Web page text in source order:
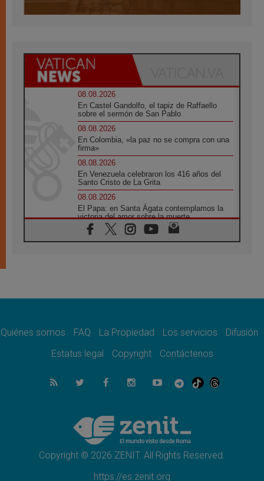
08.08.2026
En Castel Gandolfo, el tapiz de Raffaello
sobre el sermón de San Pablo
08.08.2026
En Colombia, «la paz no se compra con una
firma»
08.08.2026
En Venezuela celebraron los 416 años del
Santo Cristo de La Grita
08.08.2026
El Papa: en Santa Ágata contemplamos la
victoria del amor sobre la muerte
08.08.2026
León XIV visitará el Santuario de la Madre
07.08.2026
07.08.2026
el compromiso del cristiano"
La matanza de niños en Gaza no cesa: 300
muertos en 300 días
Tagle: La guerra desfigura el mundo, solo la
revelación de Dios lo transfigura
Quiénes somos FAQ La Propiedad Los servicios
Difusión
Estatus legal
Copyright Contáctenos
Copyright © 2026 ZENIT. All Rights Reserved.
https://es.zenit.org